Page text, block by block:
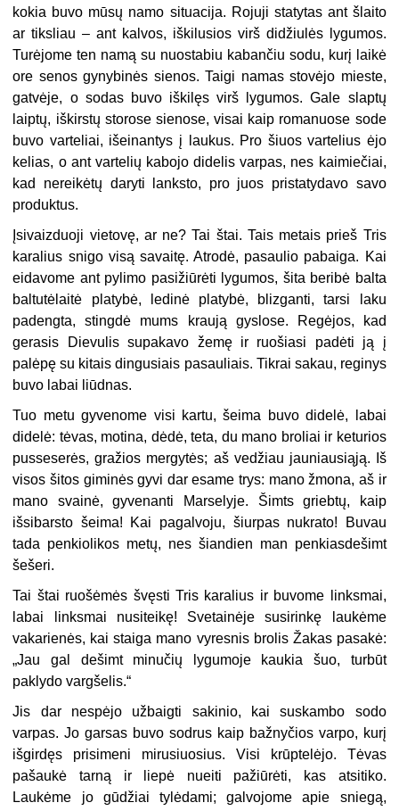
kokia buvo mūsų namo situacija. Rojuji statytas ant šlaito
ar tiksliau – ant kalvos, iškilusios virš didžiulės lygumos.
Turėjome ten namą su nuostabiu kabančiu sodu, kurį laikė
ore senos gynybinės sienos. Taigi namas stovėjo mieste,
gatvėje, o sodas buvo iškilęs virš lygumos. Gale slaptų
laiptų, iškirstų storose sienose, visai kaip romanuose sode
buvo varteliai, išeinantys į laukus. Pro šiuos vartelius ėjo
kelias, o ant vartelių kabojo didelis varpas, nes kaimiečiai,
kad nereikėtų daryti lanksto, pro juos pristatydavo savo
produktus.
Įsivaizduoji vietovę, ar ne? Tai štai. Tais metais prieš Tris
karalius snigo visą savaitę. Atrodė, pasaulio pabaiga. Kai
eidavome ant pylimo pasižiūrėti lygumos, šita beribė balta
baltutėlaitė platybė, ledinė platybė, blizganti, tarsi laku
padengta, stingdė mums kraują gyslose. Regėjos, kad
gerasis Dievulis supakavo žemę ir ruošiasi padėti ją į
palėpę su kitais dingusiais pasauliais. Tikrai sakau, reginys
buvo labai liūdnas.
Tuo metu gyvenome visi kartu, šeima buvo didelė, labai
didelė: tėvas, motina, dėdė, teta, du mano broliai ir keturios
pusseserės, gražios mergytės; aš vedžiau jauniausiąją. Iš
visos šitos giminės gyvi dar esame trys: mano žmona, aš ir
mano svainė, gyvenanti Marselyje. Šimts griebtų, kaip
išsibarsto šeima! Kai pagalvoju, šiurpas nukrato! Buvau
tada penkiolikos metų, nes šiandien man penkiasdešimt
šešeri.
Tai štai ruošėmės švęsti Tris karalius ir buvome linksmai,
labai linksmai nusiteikę! Svetainėje susirinkę laukėme
vakarienės, kai staiga mano vyresnis brolis Žakas pasakė:
„Jau gal dešimt minučių lygumoje kaukia šuo, turbūt
paklydo vargšelis.“
Jis dar nespėjo užbaigti sakinio, kai suskambo sodo
varpas. Jo garsas buvo sodrus kaip bažnyčios varpo, kurį
išgirdęs prisimeni mirusiuosius. Visi krūptelėjo. Tėvas
pašaukė tarną ir liepė nueiti pažiūrėti, kas atsitiko.
Laukėme jo gūdžiai tylėdami; galvojome apie sniegą,